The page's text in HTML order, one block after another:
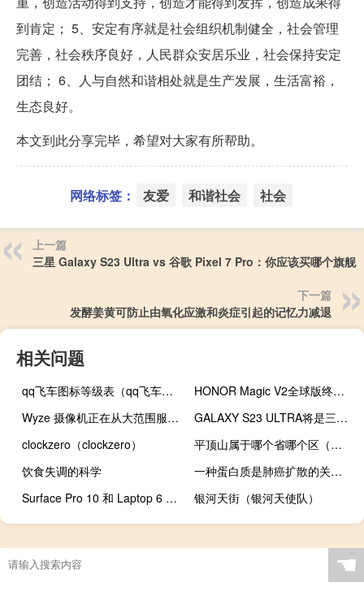
到肯定； 5、安定有序就是社会组织机制健全，社会管理
完善，社会秩序良好，人民群众安居乐业，社会保持安定
团结； 6、人与自然和谐相处就是生产发展，生活富裕，
生态良好。
本文到此分享完毕，希望对大家有所帮助。
网络标签： 友爱 和谐社会 社会
上一篇
三星 Galaxy S23 Ultra vs 谷歌 Pixel 7 Pro：你应该买哪个旗舰
下一篇
发酵姜黄可防止由氧化应激和炎症引起的记忆力减退
相关问题
qq飞车图标等级表（qq飞车图标）
HONOR Magic V2全球版终于上市了
Wyze 摄像机正在从大范围服务中断中缓慢恢复
GALAXY S23 ULTRA将是三星近年来最好的旗舰
clockzero（clockzero）
平顶山属于哪个省哪个区（平顶山属于哪个省）
饮食失调的科学
一种蛋白质是肺癌扩散的关键：新研究找到了阻止它的方法
Surface Pro 10 和 Laptop 6 是微软全新的人工智能电脑
银河天街（银河天使队）
☚